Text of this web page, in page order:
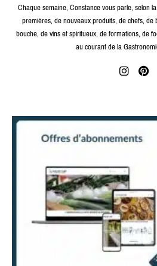
Chaque semaine, Constance vous parle, selon
premières, de nouveaux produits, de chefs,
bouche, de vins et spiritueux, de formations, de
au courant de la